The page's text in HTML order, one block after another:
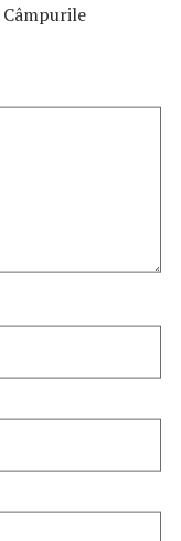
Câmpurile